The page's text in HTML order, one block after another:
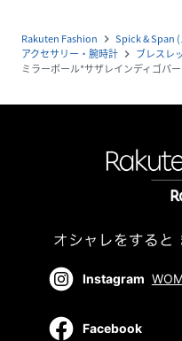
Rakuten Fashion navigate_next Spick & Span
アクセサリー・腕時計 navigate_next ブレスレ
ミラーボール*サザレインディゴパ
Instagram
Facebook